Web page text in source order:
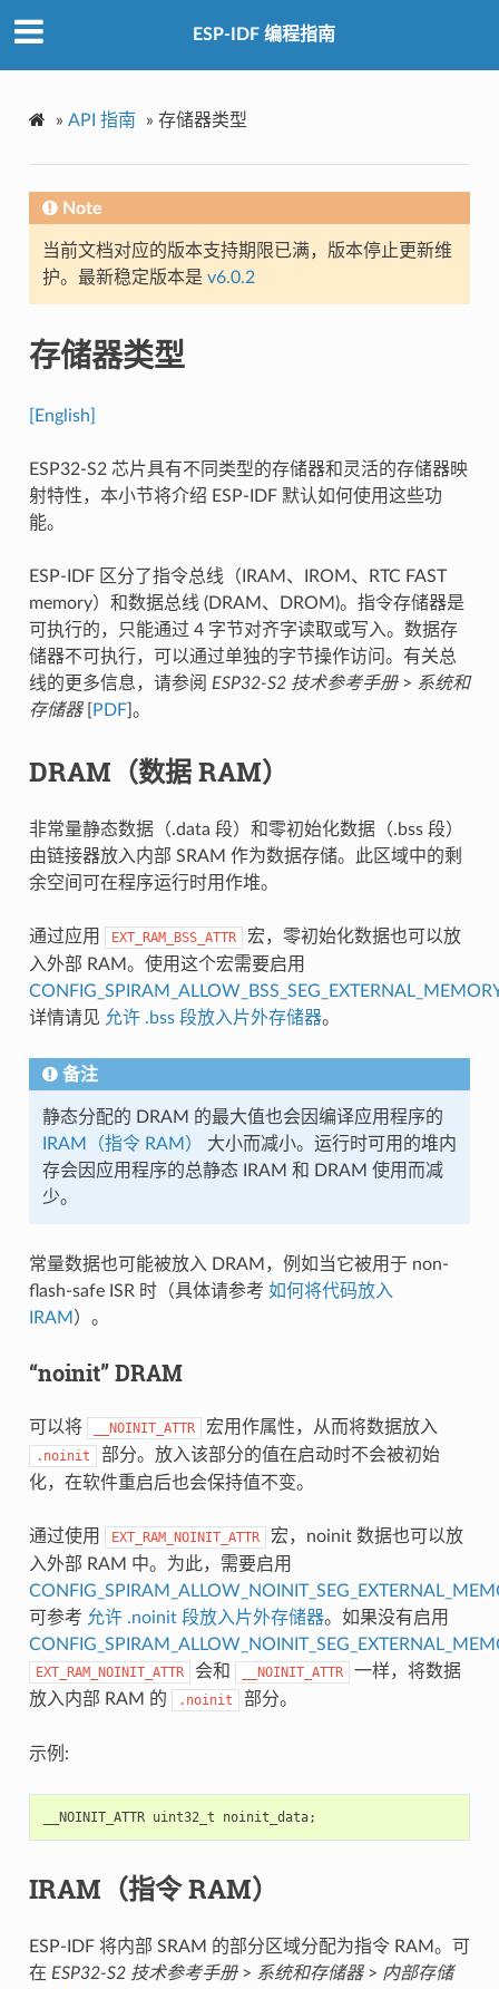
ESP-IDF 编程指南
» API 指南 » 存储器类型
Note
当前文档对应的版本支持期限已满，版本停止更新维
护。最新稳定版本是 v6.0.2
存储器类型
[English]
ESP32-S2 芯片具有不同类型的存储器和灵活的存储器映
射特性，本小节将介绍 ESP-IDF 默认如何使用这些功
能。
ESP-IDF 区分了指令总线（IRAM、IROM、RTC FAST
memory）和数据总线 (DRAM、DROM)。指令存储器是
可执行的，只能通过 4 字节对齐字读取或写入。数据存
储器不可执行，可以通过单独的字节操作访问。有关总
线的更多信息，请参阅 ESP32-S2 技术参考手册> 系统和
存储器[ PDF]。
DRAM（数据 RAM）
非常量静态数据（.data 段）和零初始化数据（.bss 段）
由链接器放入内部 SRAM 作为数据存储。此区域中的剩
余空间可在程序运行时用作堆。
通过应用 EXT_RAM_BSS_ATTR
宏，零初始化数据也可以放
入外部 RAM。使用这个宏需要启用
详情请见 允许 .bss 段放入片外存储器。
备注
静态分配的 DRAM 的最大值也会因编译应用程序的
IRAM（指令 RAM）
大小而减小。运行时可用的堆内
存会因应用程序的总静态 IRAM 和 DRAM 使用而减
少。
常量数据也可能被放入 DRAM，例如当它被用于 non-
flash-safe ISR 时（具体请参考 如何将代码放入
IRAM ）。
“noinit” DRAM
可以将 __NOINIT_ATTR 宏用作属性，从而将数据放入
.noinit
部分。放入该部分的值在启动时不会被初始
化，在软件重启后也会保持值不变。
通过使用 EXT_RAM_NOINIT_ATTR
宏，noinit 数据也可以放
入外部 RAM 中。为此，需要启用
可参考 允许 .noinit 段放入片外存储器。如果没有启用
EXT_RAM_NOINIT_ATTR 会和 __NOINIT_ATTR
一样，将数据
放入内部 RAM 的
.noinit 部分。
示例:
__NOINIT_ATTR uint32_t noinit_data;
IRAM（指令 RAM）
ESP-IDF 将内部 SRAM 的部分区域分配为指令 RAM。可
在 ESP32-S2 技术参考手册> 系统和存储器> 内部存储